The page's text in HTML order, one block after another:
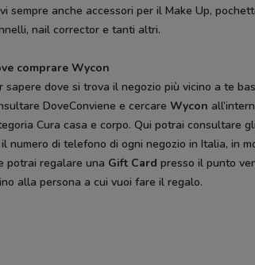
sempre anche accessori per il Make Up,
nail corrector e tanti altri.
comprare Wycon
sapere dove si trova il negozio più vicino a te
DoveConviene e cercareWycon
Cura casa e corpo. Qui potrai consultare
numero di telefono di ogni negozio in Italia, in
potrai regalare una Gift Card presso il punto
alla persona a cui vuoi fare il regalo.